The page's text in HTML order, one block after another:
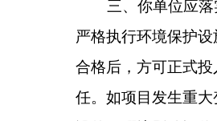
各县（市）网站